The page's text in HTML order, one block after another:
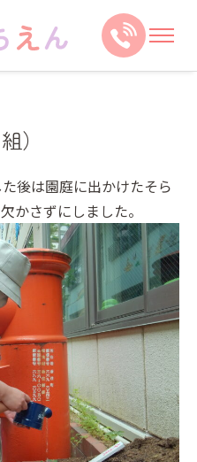
）
後は園庭に出かけたそら
かさずにしました。